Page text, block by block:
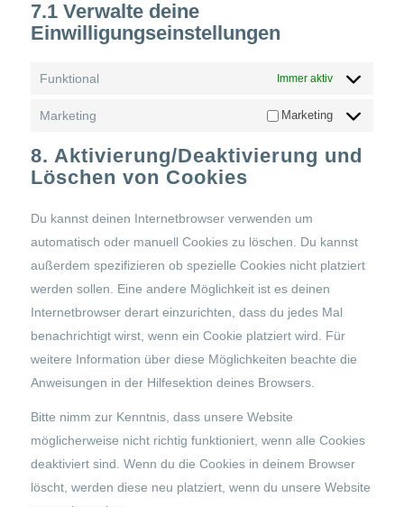
7.1 Verwalte deine
Einwilligungseinstellungen
Funktional Immer aktiv
Marketing Marketing
8. Aktivierung/Deaktivierung und
Löschen von Cookies
Du kannst deinen Internetbrowser verwenden um
automatisch oder manuell Cookies zu löschen. Du kannst
außerdem spezifizieren ob spezielle Cookies nicht platziert
werden sollen. Eine andere Möglichkeit ist es deinen
Internetbrowser derart einzurichten, dass du jedes Mal
benachrichtigt wirst, wenn ein Cookie platziert wird. Für
weitere Information über diese Möglichkeiten beachte die
Anweisungen in der Hilfesektion deines Browsers.
Bitte nimm zur Kenntnis, dass unsere Website
möglicherweise nicht richtig funktioniert, wenn alle Cookies
deaktiviert sind. Wenn du die Cookies in deinem Browser
löscht, werden diese neu platziert, wenn du unsere Website